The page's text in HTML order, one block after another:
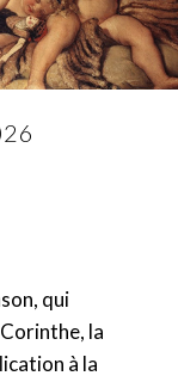
qui
la
à la